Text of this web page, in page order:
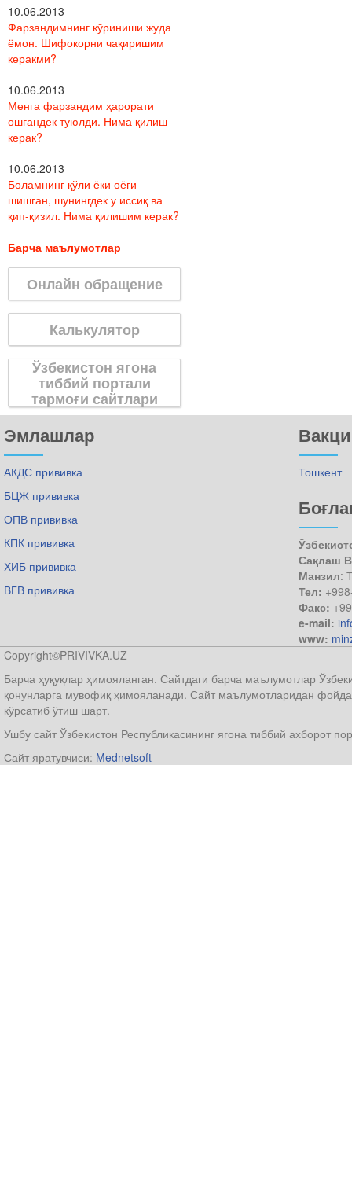
10.06.2013
Фарзандимнинг кўриниши жуда
ёмон. Шифокорни чақиришим
керакми?
10.06.2013
Менга фарзандим ҳарорати
ошгандек туюлди. Нима қилиш
керак?
10.06.2013
Боламнинг қўли ёки оёғи
шишган, шунингдек у иссиқ ва
қип-қизил. Нима қилишим керак?
Барча маълумотлар
Онлайн обращение
Калькулятор
Ўзбекистон ягона
тиббий портали
тармоғи сайтлари
Эмлашлар
АКДС прививка
БЦЖ прививка
ОПВ прививка
КПК прививка
ХИБ прививка
ВГВ прививка
Тошкент
Сақлаш
Манзил:
Тел:
Факс:
e-mail:
www:
Copyright©PRIVIVKA.UZ
Барча ҳуқуқлар ҳимояланган. Сайтдаги барча маълумотлар
қонунларга мувофиқ ҳимояланади. Сайт маълумотларидан
кўрсатиб ўтиш шарт.
Ушбу сайт Ўзбекистон Республикасининг ягона тиббий ахборот
Сайт яратувчиси: Mednetsoft